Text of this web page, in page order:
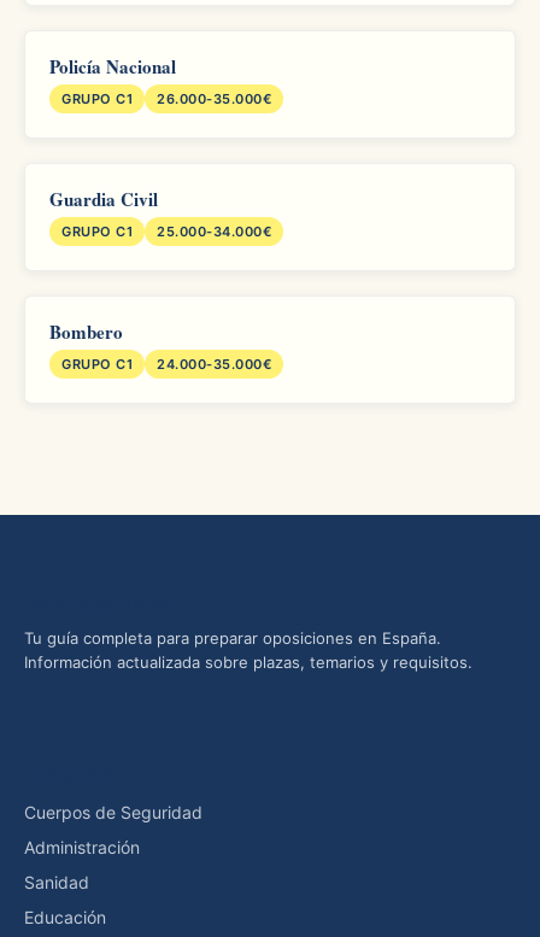
Policía Nacional
GRUPO C1 26.000-35.000€
Guardia Civil
GRUPO C1 25.000-34.000€
Bombero
GRUPO C1 24.000-35.000€
Tu guía completa para preparar oposiciones en España.
Información actualizada sobre plazas, temarios y requisitos.
Cuerpos de Seguridad
Administración
Sanidad
Educación